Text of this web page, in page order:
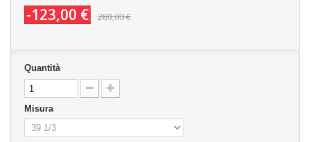
-123,00 € 280,00 €
Quantità
Misura